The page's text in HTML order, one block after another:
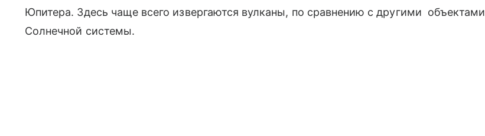
Юпитера. Здесь чаще всего извергаются вулканы, по сравнению с другими объектами
Солнечной системы.